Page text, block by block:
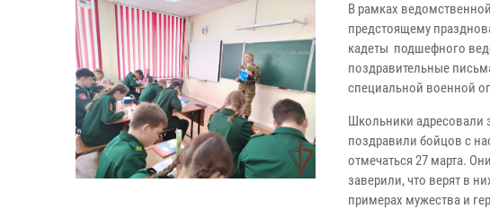
В рамках
предстоящему
кадеты подшефного
поздравительные
специальной военной
Школьники адресовали
поздравили бойцов с
отмечаться 27 марта.
заверили, что верят в
примерах мужества и